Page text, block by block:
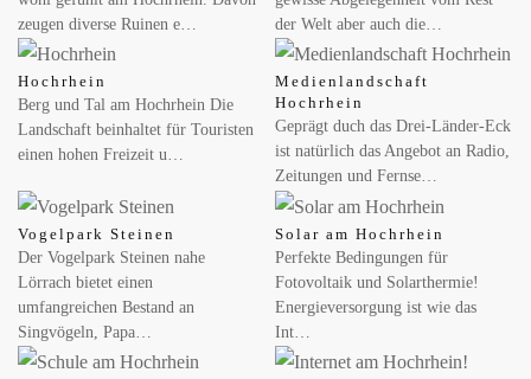
zeugen diverse Ruinen e…
der Welt aber auch die…
Hochrhein
Berg und Tal am Hochrhein Die
Landschaft beinhaltet für Touristen
einen hohen Freizeit u…
Medienlandschaft
Hochrhein
Geprägt duch das Drei-Länder-Eck
ist natürlich das Angebot an Radio,
Zeitungen und Fernse…
Vogelpark Steinen
Der Vogelpark Steinen nahe
Lörrach bietet einen
umfangreichen Bestand an
Singvögeln, Papa…
Solar am Hochrhein
Perfekte Bedingungen für
Fotovoltaik und Solarthermie!
Energieversorgung ist wie das
Int…